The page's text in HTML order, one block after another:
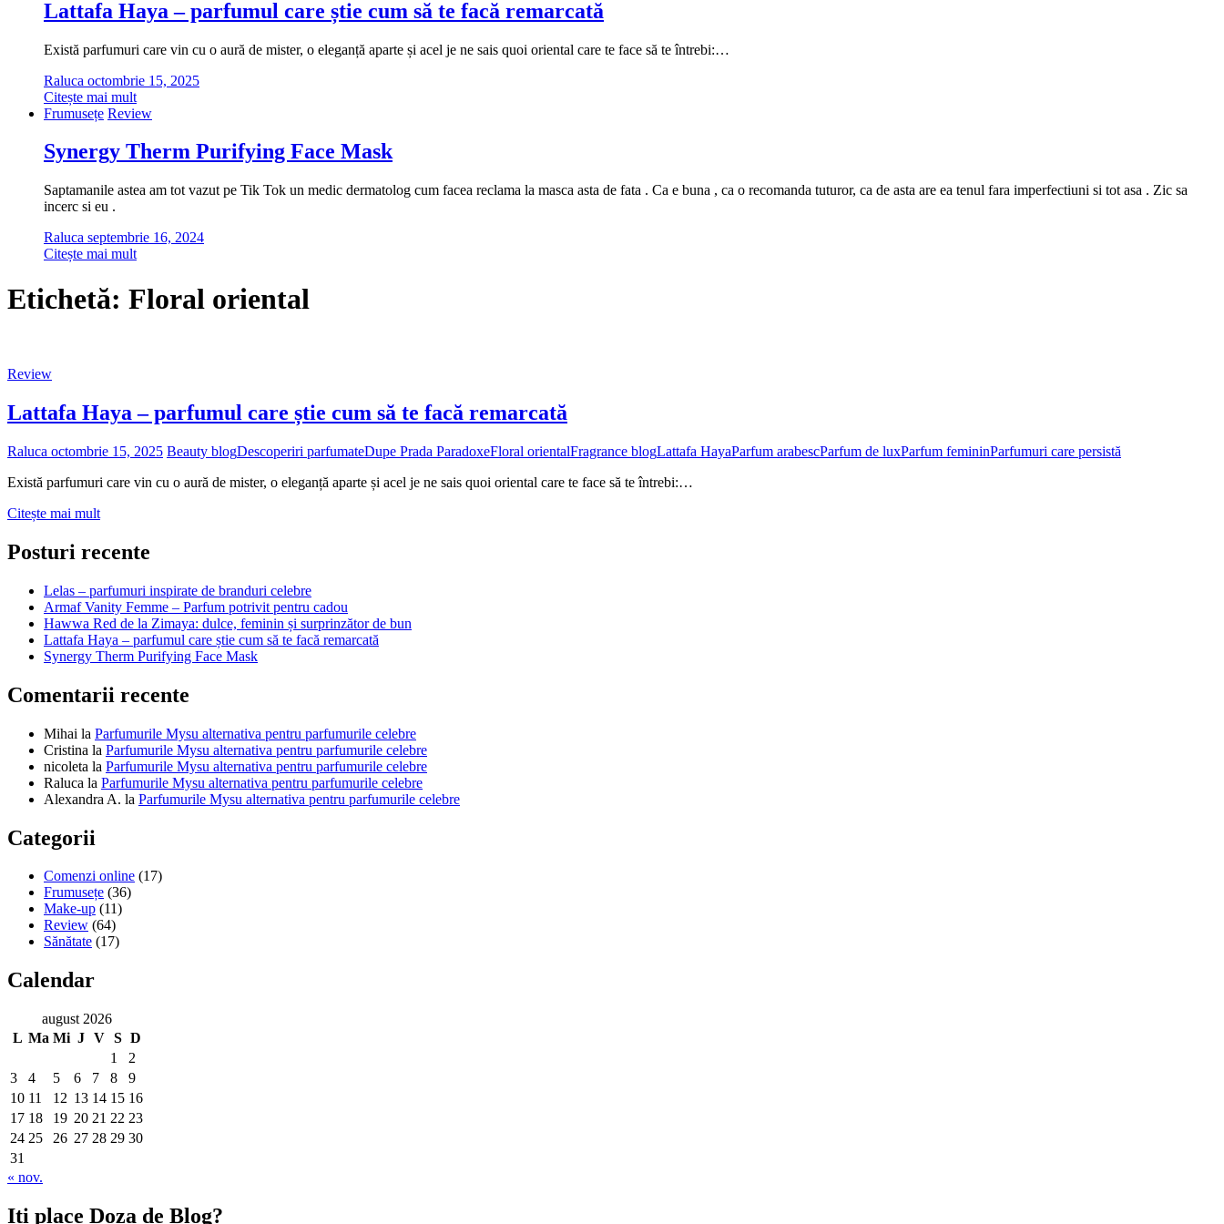
Lattafa Haya – parfumul care știe cum să te facă remarcată
Există parfumuri care vin cu o aură de mister, o eleganță aparte și acel je ne sais quoi oriental care te face să te întrebi:…
Raluca octombrie 15, 2025
Citește mai mult
Frumusețe Review
Synergy Therm Purifying Face Mask
Saptamanile astea am tot vazut pe Tik Tok un medic dermatolog cum facea reclama la masca asta de fata . Ca e buna , ca o recomanda tuturor, ca de asta are ea tenul fara imperfectiuni si tot asa . Zic sa
incerc si eu .
Raluca septembrie 16, 2024
Citește mai mult
Etichetă: Floral oriental
Review
Lattafa Haya – parfumul care știe cum să te facă remarcată
Raluca octombrie 15, 2025 Beauty blogDescoperiri parfumateDupe Prada ParadoxeFloral orientalFragrance blogLattafa HayaParfum arabescParfum de luxParfum femininParfumuri care persistă
Există parfumuri care vin cu o aură de mister, o eleganță aparte și acel je ne sais quoi oriental care te face să te întrebi:…
Citește mai multLattafa
parfumul
știe
cum
să
te
facă
Posturi recente
Lelas – parfumuri inspirate de branduri celebre
Armaf Vanity Femme – Parfum potrivit pentru cadou
Hawwa Red de la Zimaya: dulce, feminin și surprinzător de bun
Lattafa Haya – parfumul care știe cum să te facă remarcată
Synergy Therm Purifying Face Mask
Comentarii recente
Mihai la Parfumurile Mysu alternativa pentru parfumurile celebre
Cristina la Parfumurile Mysu alternativa pentru parfumurile celebre
nicoleta la Parfumurile Mysu alternativa pentru parfumurile celebre
Raluca la Parfumurile Mysu alternativa pentru parfumurile celebre
Alexandra A. la Parfumurile Mysu alternativa pentru parfumurile celebre
Categorii
Comenzi online (17)
Frumusețe (36)
Make-up (11)
Review (64)
Sănătate (17)
Calendar
august 2026
L Ma Mi J V S D
1
2
3
4 5 6 7 8
9
10 11 12 13 14 15 16
17 18 19 20 21 22 23
24 25 26 27 28 29 30
31
« nov.
Iti place Doza de Blog?